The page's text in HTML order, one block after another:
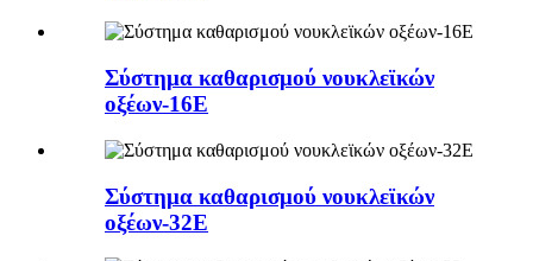
Σύστημα καθαρισμού νουκλεϊκών
οξέων-16E
Σύστημα καθαρισμού νουκλεϊκών
οξέων-32E